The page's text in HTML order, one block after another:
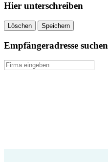
Hier unterschreiben
Löschen Speichern
Empfängeradresse suchen